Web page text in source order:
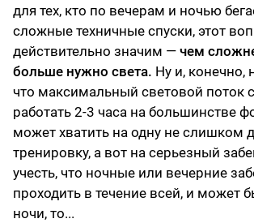
для тех, кто по вечерам и ночью
сложные техничные спуски, этот
действительно значим — чем
больше нужно света. Ну и, конечно,
что максимальный световой поток
работать 2-3 часа на большинстве
может хватить на одну не слишком
тренировку, а вот на серьезный
учесть, что ночные или вечерние
проходить в течение всей, и может
ночи, то...